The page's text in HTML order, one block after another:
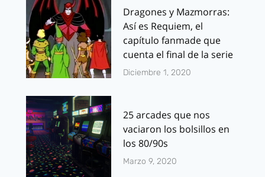
Dragones y Mazmorras:
Así es Requiem, el
capítulo fanmade que
cuenta el final de la serie
Diciembre 1, 2020
25 arcades que nos
vaciaron los bolsillos en
los 80/90s
Marzo 9, 2020